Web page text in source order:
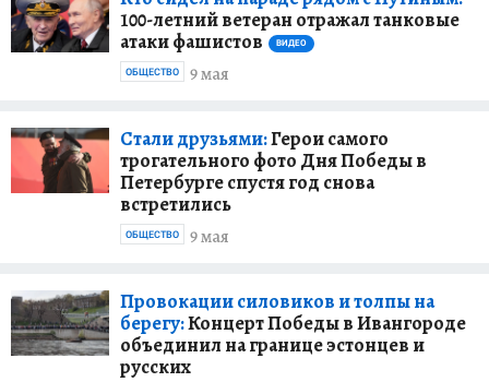
100-летний ветеран отражал танковые
атаки фашистов
ВИДЕО
9 мая
ОБЩЕСТВО
Стали друзьями:Герои самого
трогательного фото Дня Победы в
Петербурге спустя год снова
встретились
9 мая
ОБЩЕСТВО
Провокации силовиков и толпы на
берегу:Концерт Победы в Ивангороде
объединил на границе эстонцев и
русских